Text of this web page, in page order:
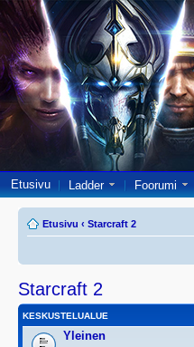
Etusivu Ladder Foorumi
Etusivu ‹ Starcraft 2
Starcraft 2
KESKUSTELUALUE
Yleinen